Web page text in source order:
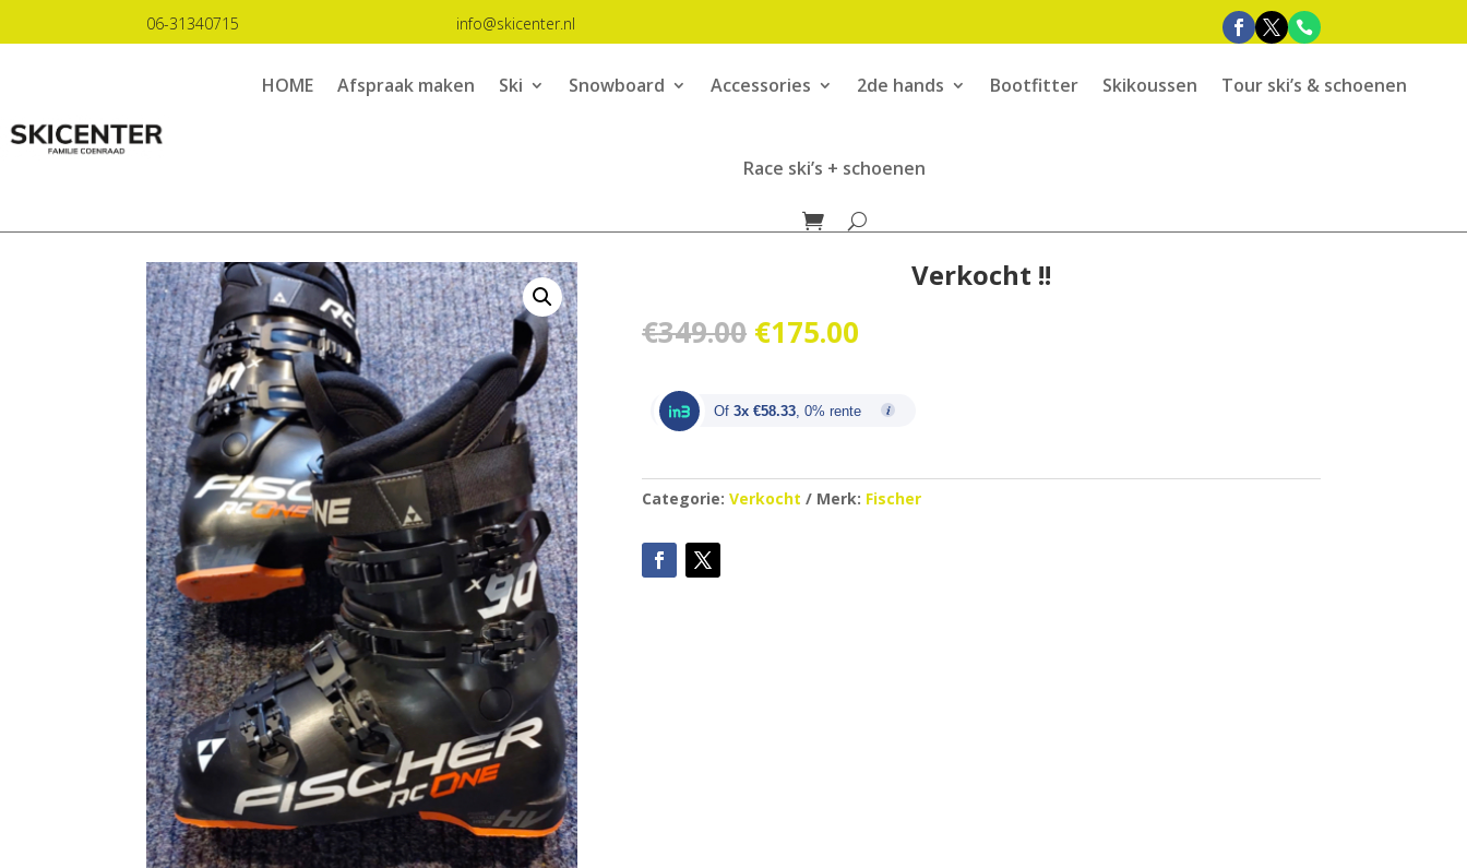
06-31340715 info@skicenter.nl
HOME Afspraak maken Ski Snowboard Accessories 2de hands Bootfitter Skikoussen Tour ski’s & schoenen
Race ski’s + schoenen
Verkocht !!
€349.00 Oorspronkelijke
prijs
€349.00.
€175.00
€175.00.
Of3x €58.33, 0% rente
Categorie:Verkocht Merk: Fischer